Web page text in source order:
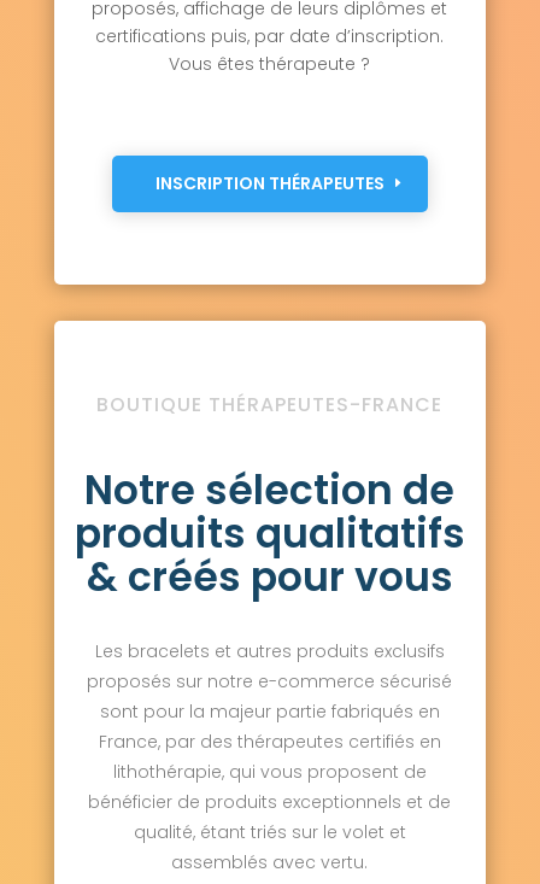
proposés, affichage de leurs diplômes et
certifications puis, par date d’inscription.
Vous êtes thérapeute ?
INSCRIPTION THÉRAPEUTES
BOUTIQUE THÉRAPEUTES-FRANCE
Notre sélection de
produits qualitatifs
& créés pour vous
Les bracelets et autres produits exclusifs
proposés sur notre e-commerce sécurisé
sont pour la majeur partie fabriqués en
France, par des thérapeutes certifiés en
lithothérapie, qui vous proposent de
bénéficier de produits exceptionnels et de
qualité, étant triés sur le volet et
assemblés avec vertu.